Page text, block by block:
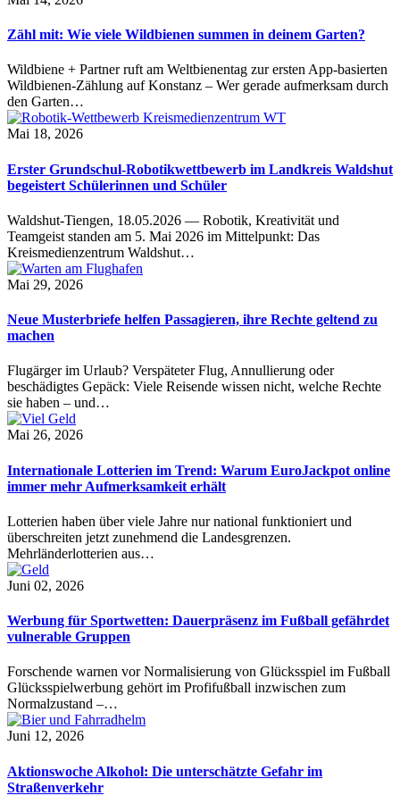
Zähl mit: Wie viele Wildbienen summen in deinem Garten?
Wildbiene + Partner ruft am Weltbienentag zur ersten App-basierten
Wildbienen-Zählung auf Konstanz – Wer gerade aufmerksam durch
den Garten…
Mai 18, 2026
Erster Grundschul-Robotikwettbewerb im Landkreis Waldshut
begeistert Schülerinnen und Schüler
Waldshut-Tiengen, 18.05.2026 — Robotik, Kreativität und
Teamgeist standen am 5. Mai 2026 im Mittelpunkt: Das
Kreismedienzentrum Waldshut…
Mai 29, 2026
Neue Musterbriefe helfen Passagieren, ihre Rechte geltend zu
machen
Flugärger im Urlaub? Verspäteter Flug, Annullierung oder
beschädigtes Gepäck: Viele Reisende wissen nicht, welche Rechte
sie haben – und…
Mai 26, 2026
Internationale Lotterien im Trend: Warum EuroJackpot online
immer mehr Aufmerksamkeit erhält
Lotterien haben über viele Jahre nur national funktioniert und
überschreiten jetzt zunehmend die Landesgrenzen.
Mehrländerlotterien aus…
Juni 02, 2026
Werbung für Sportwetten: Dauerpräsenz im Fußball gefährdet
vulnerable Gruppen
Forschende warnen vor Normalisierung von Glücksspiel im Fußball
Glücksspielwerbung gehört im Profifußball inzwischen zum
Normalzustand –…
Juni 12, 2026
Aktionswoche Alkohol: Die unterschätzte Gefahr im
Straßenverkehr